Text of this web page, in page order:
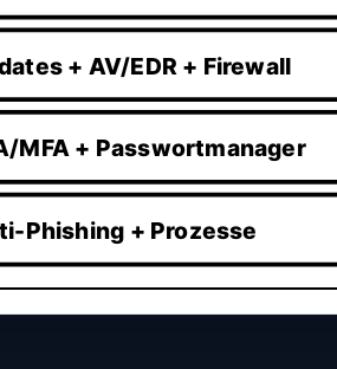
+ AV/EDR + Firewall
MFA + Passwortmanager
Phishing + Prozesse